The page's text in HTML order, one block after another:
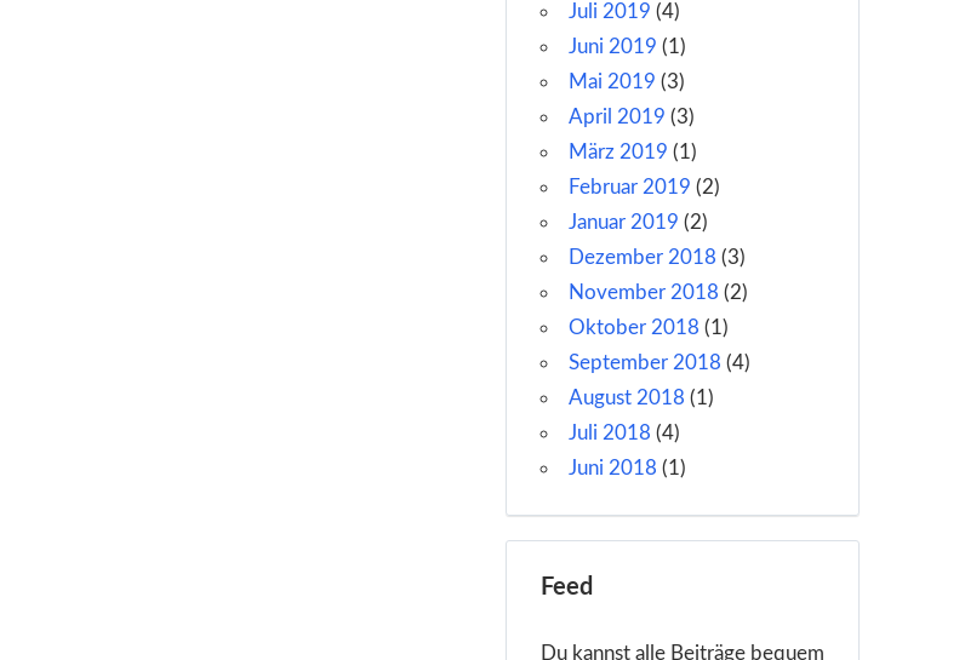
Juli 2019 (4)
Juni 2019 (1)
Mai 2019 (3)
April 2019 (3)
März 2019 (1)
Februar 2019 (2)
Januar 2019 (2)
Dezember 2018 (3)
November 2018 (2)
Oktober 2018 (1)
September 2018 (4)
August 2018 (1)
Juli 2018 (4)
Juni 2018 (1)
Feed
Du kannst alle Beiträge bequem